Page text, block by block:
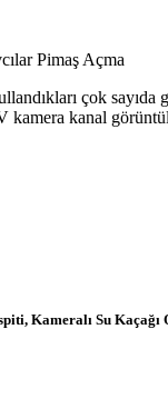
çok
kanal
Kameralı Su